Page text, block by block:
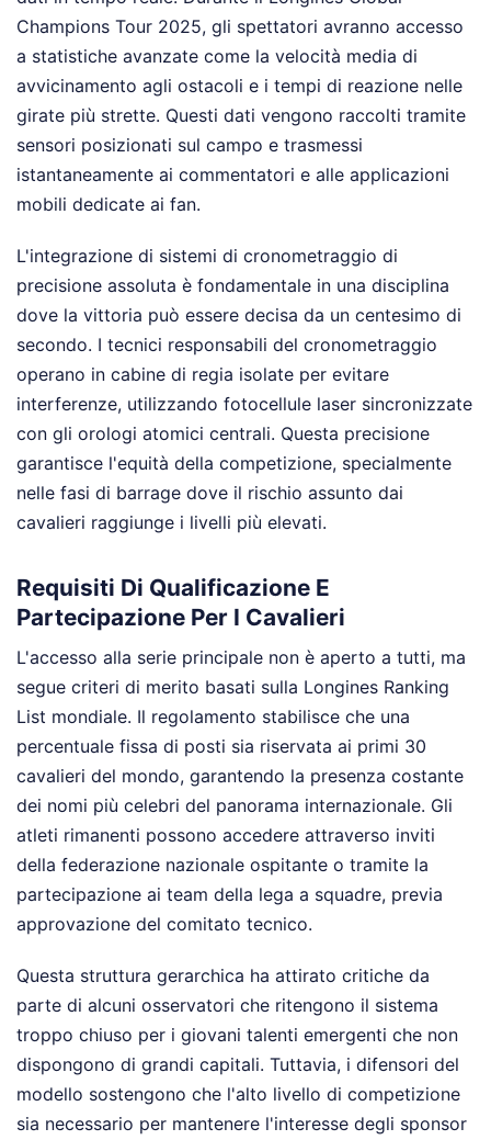
Champions Tour 2025, gli spettatori avranno accesso
a statistiche avanzate come la velocità media di
avvicinamento agli ostacoli e i tempi di reazione nelle
girate più strette. Questi dati vengono raccolti tramite
sensori posizionati sul campo e trasmessi
istantaneamente ai commentatori e alle applicazioni
mobili dedicate ai fan.
L'integrazione di sistemi di cronometraggio di
precisione assoluta è fondamentale in una disciplina
dove la vittoria può essere decisa da un centesimo di
secondo. I tecnici responsabili del cronometraggio
operano in cabine di regia isolate per evitare
interferenze, utilizzando fotocellule laser sincronizzate
con gli orologi atomici centrali. Questa precisione
garantisce l'equità della competizione, specialmente
nelle fasi di barrage dove il rischio assunto dai
cavalieri raggiunge i livelli più elevati.
Requisiti Di Qualificazione E
Partecipazione Per I Cavalieri
L'accesso alla serie principale non è aperto a tutti, ma
segue criteri di merito basati sulla Longines Ranking
List mondiale. Il regolamento stabilisce che una
percentuale fissa di posti sia riservata ai primi 30
cavalieri del mondo, garantendo la presenza costante
dei nomi più celebri del panorama internazionale. Gli
atleti rimanenti possono accedere attraverso inviti
della federazione nazionale ospitante o tramite la
partecipazione ai team della lega a squadre, previa
approvazione del comitato tecnico.
Questa struttura gerarchica ha attirato critiche da
parte di alcuni osservatori che ritengono il sistema
troppo chiuso per i giovani talenti emergenti che non
dispongono di grandi capitali. Tuttavia, i difensori del
modello sostengono che l'alto livello di competizione
sia necessario per mantenere l'interesse degli sponsor